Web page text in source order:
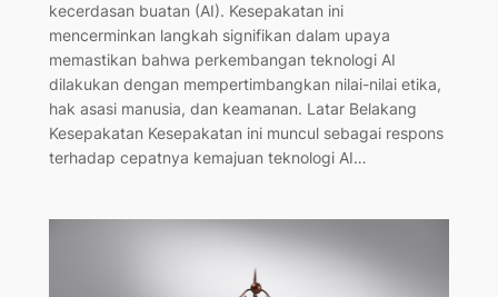
kecerdasan buatan (AI). Kesepakatan ini
mencerminkan langkah signifikan dalam upaya
memastikan bahwa perkembangan teknologi AI
dilakukan dengan mempertimbangkan nilai-nilai etika,
hak asasi manusia, dan keamanan. Latar Belakang
Kesepakatan Kesepakatan ini muncul sebagai respons
terhadap cepatnya kemajuan teknologi AI…